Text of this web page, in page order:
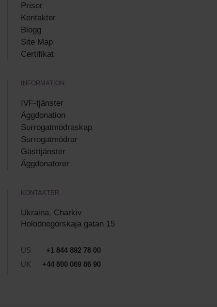
Priser
Kontakter
Blogg
Site Map
Certifikat
INFORMATION
IVF-tjänster
Äggdonation
Surrogatmödraskap
Surrogatmödrar
Gästtjänster
Äggdonatorer
KONTAKTER
Ukraina, Charkiv
Holodnogorskaja gatan 15
US
+1 844 892 78 00
UK
+44 800 069 86 90